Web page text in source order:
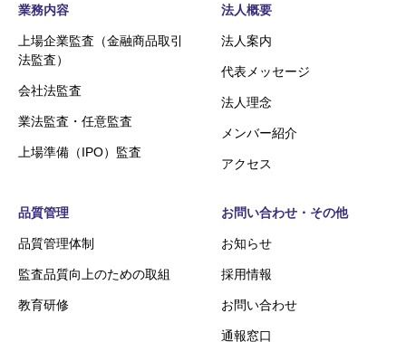
業務内容
上場企業監査（金融商品取引
法監査）
会社法監査
業法監査・任意監査
上場準備（IPO）監査
法人概要
法人案内
代表メッセージ
法人理念
メンバー紹介
アクセス
品質管理
品質管理体制
監査品質向上のための取組
教育研修
お問い合わせ・その他
お知らせ
採用情報
お問い合わせ
通報窓口